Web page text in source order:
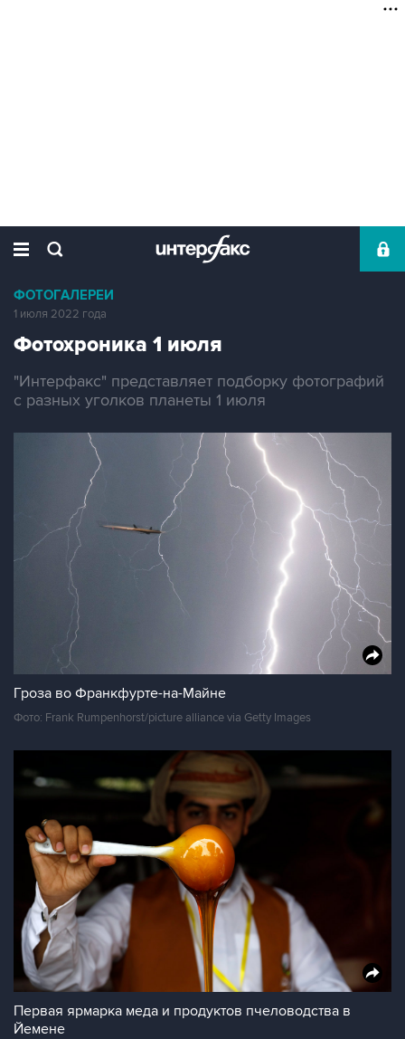
ФОТОГАЛЕРЕИ
1 июля 2022 года
Фотохроника 1 июля
"Интерфакс" представляет подборку фотографий
с разных уголков планеты 1 июля
Гроза во Франкфурте-на-Майне
Фото: Frank Rumpenhorst/picture alliance via Getty Images
Первая ярмарка меда и продуктов пчеловодства в
Йемене